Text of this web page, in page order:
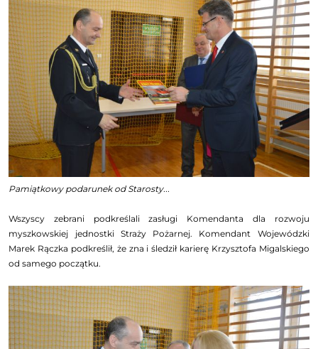
Pamiątkowy podarunek od Starosty...
Wszyscy zebrani podkreślali zasługi Komendanta dla rozwoju
myszkowskiej jednostki Straży Pożarnej. Komendant Wojewódzki
Marek Rączka podkreślił, że zna i śledził karierę Krzysztofa Migalskiego
od samego początku.